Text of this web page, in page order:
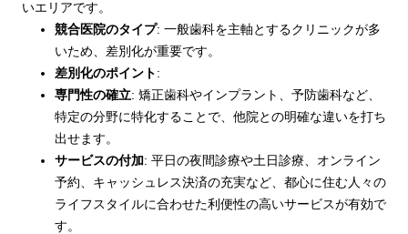
いエリアです。
競合医院のタイプ: 一般歯科を主軸とするクリニックが多
いため、差別化が重要です。
差別化のポイント:
専門性の確立: 矯正歯科やインプラント、予防歯科など、
特定の分野に特化することで、他院との明確な違いを打ち
出せます。
サービスの付加: 平日の夜間診療や土日診療、オンライン
予約、キャッシュレス決済の充実など、都心に住む人々の
ライフスタイルに合わせた利便性の高いサービスが有効で
す。